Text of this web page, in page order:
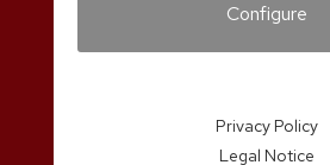
Configure
Privacy Policy
Legal Notice